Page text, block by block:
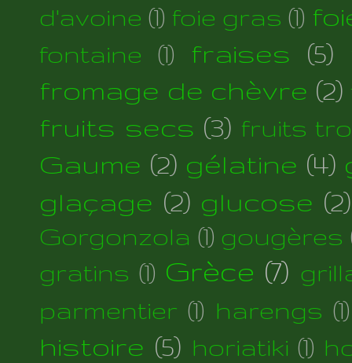
d'avoine (1) foie gras (1)
fontaine (1) fraises (5)
fromage de chèvre (2)
fruits secs (3) fruits
Gaume (2) gélatine (4)
glaçage (2) glucose (2)
Gorgonzola (1) gougères
gratins (1) Grèce (7)
parmentier (1) harengs (1)
histoire (5) horiatiki (1)